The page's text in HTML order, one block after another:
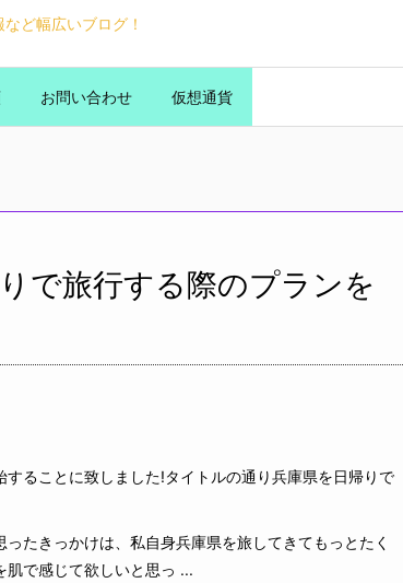
ど幅広いブログ！
お問い合わせ 仮想通貨
で旅行する際のプランを
することに致しました!タイトルの通り兵庫県を日帰りで
ったきっかけは、私自身兵庫県を旅してきてもっとたく
肌で感じて欲しいと思っ ...